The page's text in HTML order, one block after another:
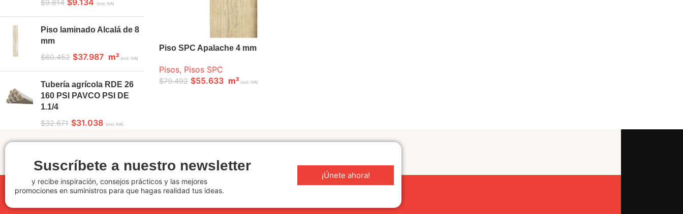
$9.614 $9.134 (incl. IVA)
Piso laminado Alcalá de 8
mm
$60.452 $37.987 m² (incl. IVA)
Tubería agrícola RDE 26
160 PSI PAVCO PSI DE
1.1/4
$32.671 $31.038 (incl. IVA)
Piso SPC Apalache 4 mm
Pisos, Pisos SPC
$79.492 $55.633 m²(incl. IVA)
Suscríbete a nuestro newsletter
y recibe inspiración, consejos prácticos y las mejores
promociones en suministros para que hagas realidad tus ideas.
¡Únete ahora!